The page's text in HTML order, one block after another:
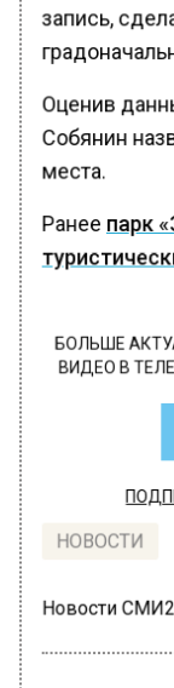
запись,
Оценив
Собянин
места.
Ранее парк
БОЛЬШЕ
ВИДЕО В
НОВОСТИ
Новости СМИ2